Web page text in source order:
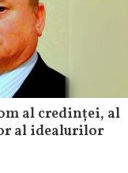
al credinței, al
al idealurilor